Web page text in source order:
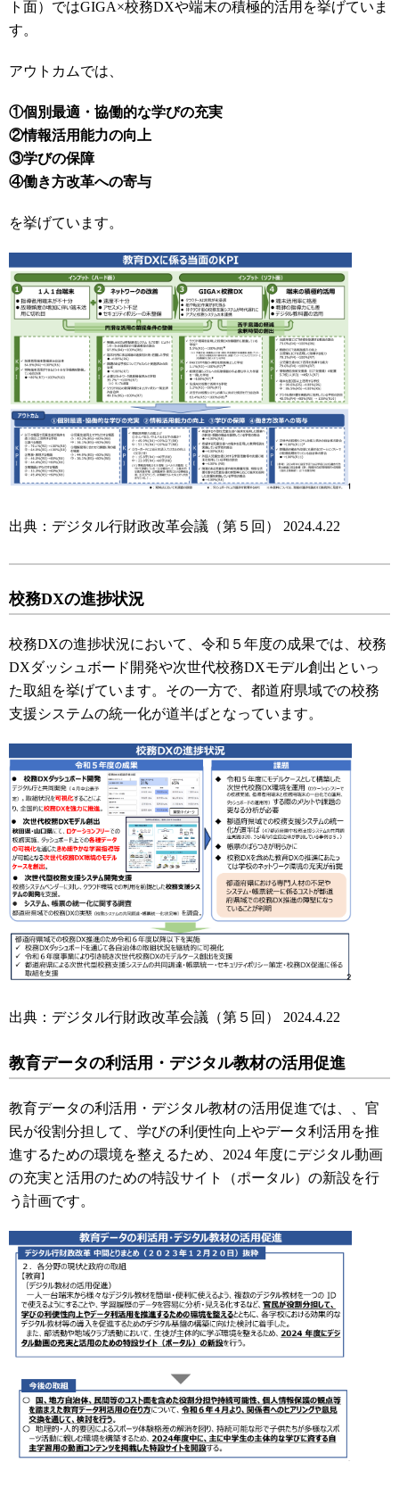
ト面）ではGIGA×校務DXや端末の積極的活用を挙げていま
す。
アウトカムでは、
①個別最適・協働的な学びの充実
②情報活用能力の向上
③学びの保障
④働き方改革への寄与
を挙げています。
出典：デジタル行財政改革会議（第５回） 2024.4.22
校務DXの進捗状況
校務DXの進捗状況において、令和５年度の成果では、校務
DXダッシュボード開発や次世代校務DXモデル創出といっ
た取組を挙げています。その一方で、都道府県域での校務
支援システムの統一化が道半ばとなっています。
出典：デジタル行財政改革会議（第５回） 2024.4.22
教育データの利活用・デジタル教材の活用促進
教育データの利活用・デジタル教材の活用促進では、、官
民が役割分担して、学びの利便性向上やデータ利活用を推
進するための環境を整えるため、2024 年度にデジタル動画
の充実と活用のための特設サイト（ポータル）の新設を行
う計画です。